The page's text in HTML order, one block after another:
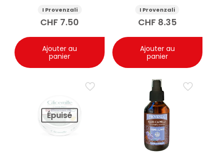
yeux à l’églantier bio
150ml
I Provenzali
CHF 7.50
Ajouter au
panier
bio 400ml
I Provenzali
CHF 8.35
Ajouter au
panier
Épuisé